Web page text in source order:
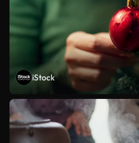
iStock